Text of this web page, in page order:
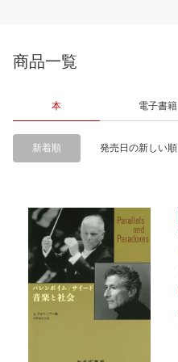
商品一覧
本 電子書籍
新着順 発売日の新しい順